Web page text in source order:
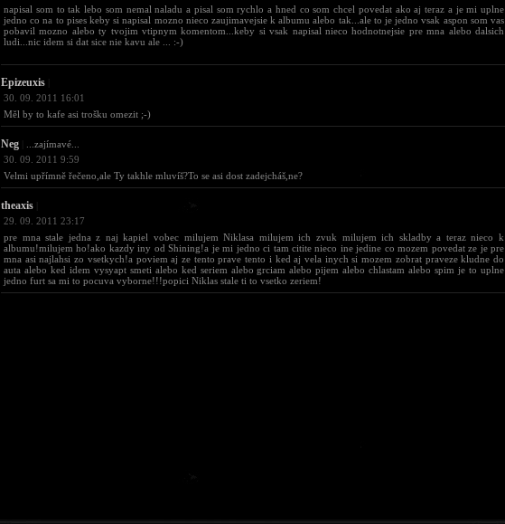
napisal som to tak lebo som nemal naladu a pisal som rychlo a hned co som chcel povedat ako aj teraz a je mi uplne
jedno co na to pises keby si napisal mozno nieco zaujimavejsie k albumu alebo tak...ale to je jedno vsak aspon som vas
pobavil mozno alebo ty tvojim vtipnym komentom...keby si vsak napisal nieco hodnotnejsie pre mna alebo dalsich
ludi...nic idem si dat sice nie kavu ale ... :-)
Epizeuxis
30. 09. 2011 16:01
Měl by to kafe asi trošku omezit ;-)
Neg
...zajímavé...
30. 09. 2011 9:59
Velmi upřímně řečeno,ale Ty takhle mluvíš?To se asi dost zadejcháš,ne?
theaxis
29. 09. 2011 23:17
pre mna stale jedna z naj kapiel vobec milujem Niklasa milujem ich zvuk milujem ich skladby a teraz nieco k
albumu!milujem ho!ako kazdy iny od Shining!a je mi jedno ci tam citite nieco ine jedine co mozem povedat ze je pre
mna asi najlahsi zo vsetkych!a poviem aj ze tento prave tento i ked aj vela inych si mozem zobrat praveze kludne do
auta alebo ked idem vysyapt smeti alebo ked seriem alebo grciam alebo pijem alebo chlastam alebo spim je to uplne
jedno furt sa mi to pocuva vyborne!!!popici Niklas stale ti to vsetko zeriem!